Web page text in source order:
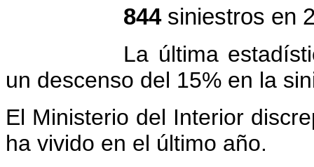
844siniestros en
La última
un descenso del 15% en la
El Ministerio del Interior
ha vivido en el último año.